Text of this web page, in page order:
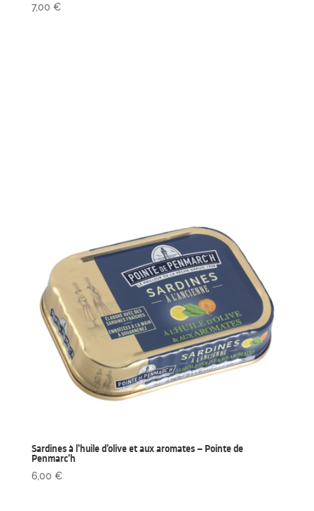
7,00 €
Sardines à l’huile d’olive et aux aromates – Pointe de
Penmarc’h
6,00 €